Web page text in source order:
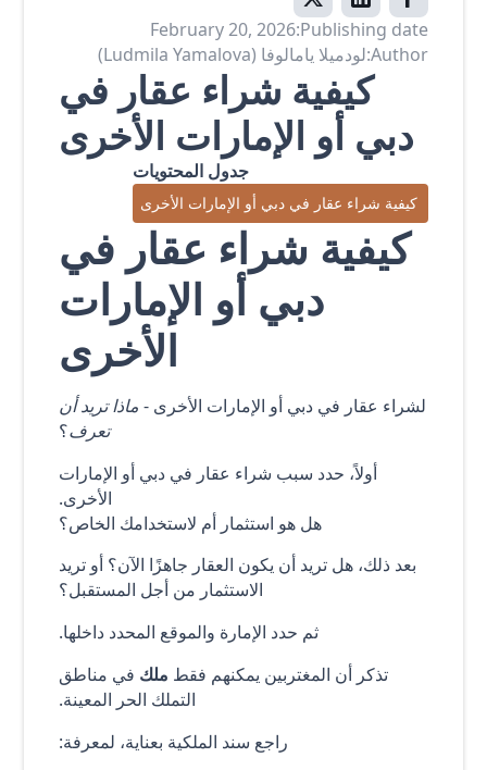
Publishing date:
February 20, 2026
Author: لودميلا يامالوفا (Ludmila Yamalova)
كيفية شراء عقار في
دبي أو الإمارات الأخرى
جدول المحتويات
كيفية شراء عقار في دبي أو الإمارات الأخرى
كيفية شراء عقار في
دبي أو الإمارات
الأخرى
لشراء عقار في دبي أو الإمارات الأخرى - ماذا تريد أن
تعرف؟
أولاً، حدد سبب شراء عقار في دبي أو الإمارات
الأخرى.
هل هو استثمار أم لاستخدامك الخاص؟
بعد ذلك، هل تريد أن يكون العقار جاهزًا الآن؟ أو تريد
الاستثمار من أجل المستقبل؟
ثم حدد الإمارة والموقع المحدد داخلها.
تذكر أن المغتربين يمكنهم فقط ملك في مناطق
التملك الحر المعينة.
راجع سند الملكية بعناية، لمعرفة: